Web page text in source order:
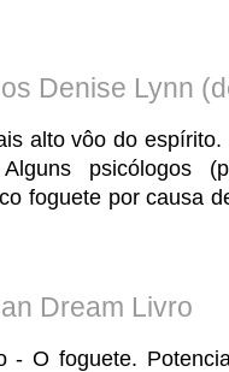
Denise Lynn
alto vôo do espírito.
psicólogos
foguete por causa
Dream Livro
- O foguete.